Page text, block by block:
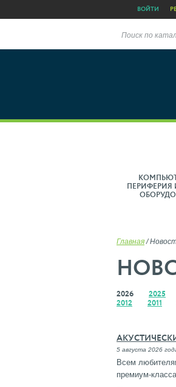
ВОЙТИ
Поиск по
ПЕРИФЕРИЯ
Главная /
2026 2025
2012
2011
5 августа 2026
Всем
премиум-класса